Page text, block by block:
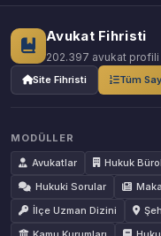
Avukat Fihristi
202.397 avukat
Site Fihristi Tüm
MODÜLLER
Avukatlar
Hukuk
Hukuki Sorular
İlçe Uzman Dizini